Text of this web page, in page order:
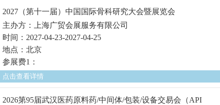
2027（第十一届）中国国际骨科研究大会暨展览会
主办方：上海广贸会展服务有限公司
时间：2027-04-23-2027-04-25
地点：北京
参展费1：
点击查看详情
2026第95届武汉医药原料药/中间体/包装/设备交易会（API